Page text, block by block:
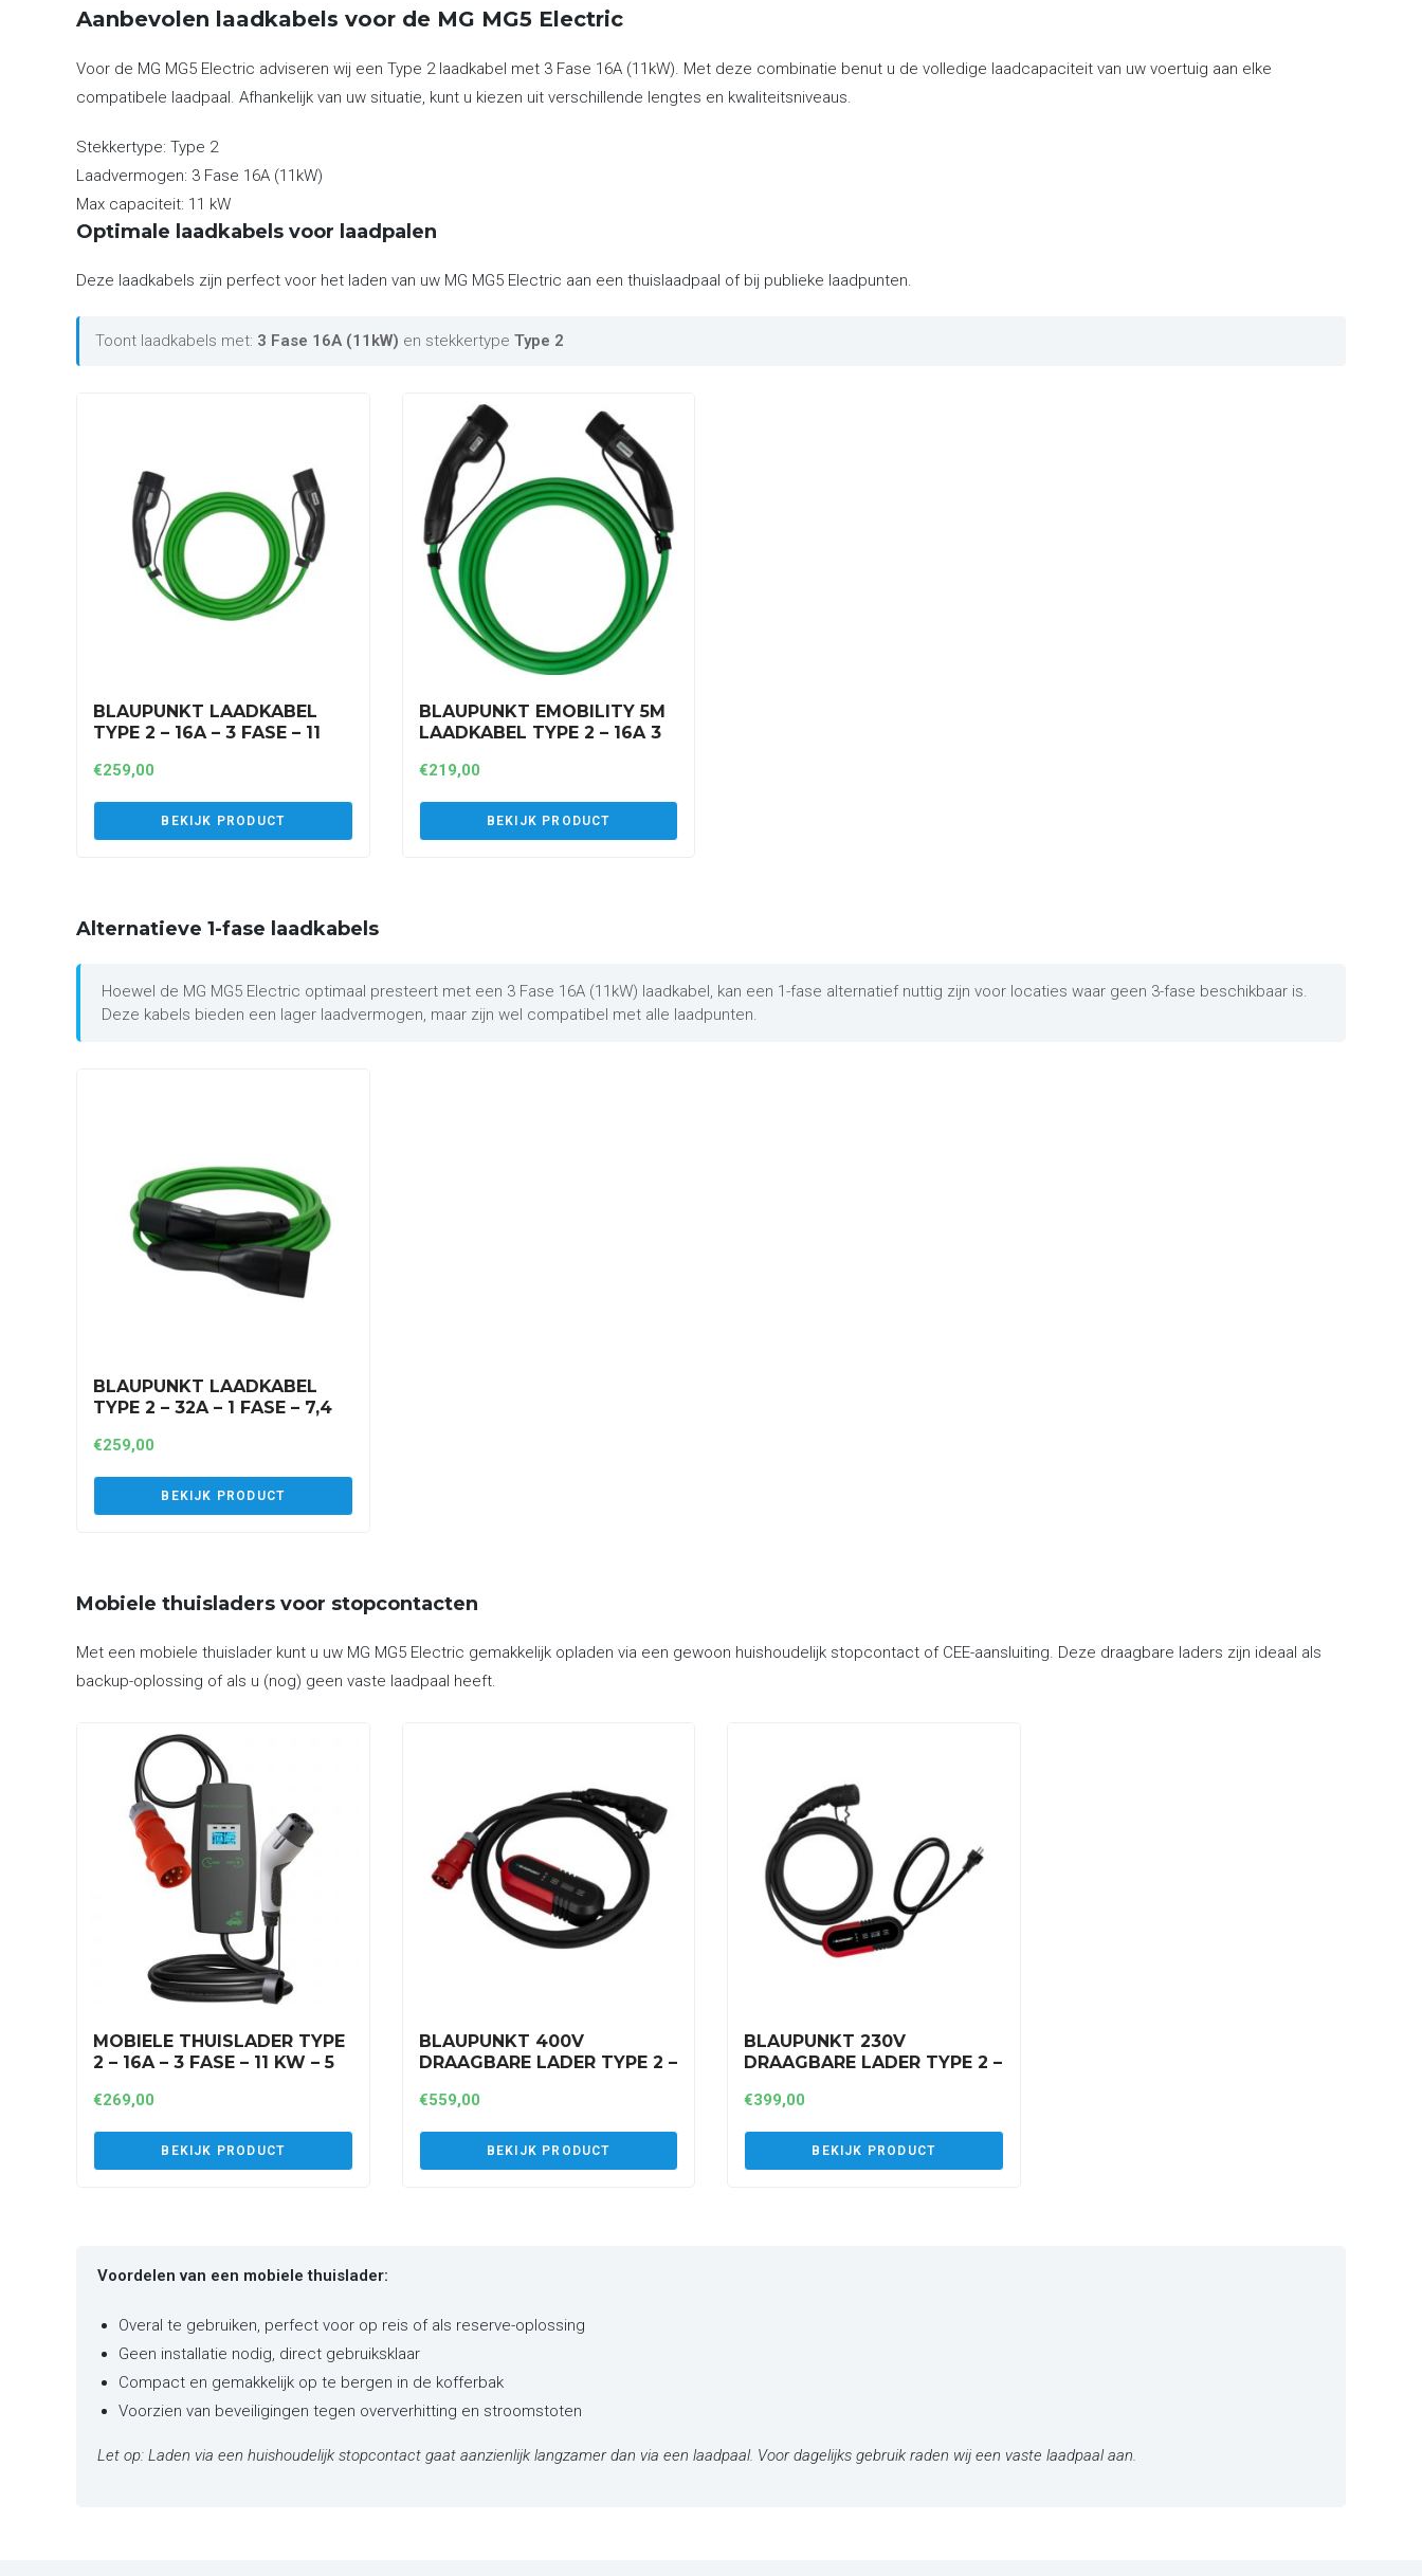
Aanbevolen laadkabels voor de MG MG5 Electric
Voor de MG MG5 Electric adviseren wij een Type 2 laadkabel met 3 Fase 16A (11kW). Met deze combinatie benut u de volledige laadcapaciteit van uw voertuig aan elke
compatibele laadpaal. Afhankelijk van uw situatie, kunt u kiezen uit verschillende lengtes en kwaliteitsniveaus.
Stekkertype: Type 2
Laadvermogen: 3 Fase 16A (11kW)
Max capaciteit: 11 kW
Optimale laadkabels voor laadpalen
Deze laadkabels zijn perfect voor het laden van uw MG MG5 Electric aan een thuislaadpaal of bij publieke laadpunten.
Toont laadkabels met: 3 Fase 16A (11kW) en stekkertype Type 2
BLAUPUNKT LAADKABEL
TYPE 2 – 16A – 3 FASE – 11
€259,00
BEKIJK PRODUCT
BLAUPUNKT EMOBILITY 5M
LAADKABEL TYPE 2 – 16A 3
€219,00
BEKIJK PRODUCT
Alternatieve 1-fase laadkabels
Hoewel de MG MG5 Electric optimaal presteert met een 3 Fase 16A (11kW) laadkabel, kan een 1-fase alternatief nuttig zijn voor locaties waar geen 3-fase beschikbaar is.
Deze kabels bieden een lager laadvermogen, maar zijn wel compatibel met alle laadpunten.
BLAUPUNKT LAADKABEL
TYPE 2 – 32A – 1 FASE – 7,4
€259,00
BEKIJK PRODUCT
Mobiele thuisladers voor stopcontacten
Met een mobiele thuislader kunt u uw MG MG5 Electric gemakkelijk opladen via een gewoon huishoudelijk stopcontact of CEE-aansluiting. Deze draagbare laders zijn ideaal als
backup-oplossing of als u (nog) geen vaste laadpaal heeft.
MOBIELE THUISLADER TYPE
2 – 16A – 3 FASE – 11 KW – 5
€269,00
BEKIJK PRODUCT
BLAUPUNKT 400V
DRAAGBARE LADER TYPE 2 –
(P3PM2T2)
€559,00
BEKIJK PRODUCT
BLAUPUNKT 230V
DRAAGBARE LADER TYPE 2 –
(P1PM2T2)
€399,00
BEKIJK PRODUCT
Voordelen van een mobiele thuislader:
Overal te gebruiken, perfect voor op reis of als reserve-oplossing
Geen installatie nodig, direct gebruiksklaar
Compact en gemakkelijk op te bergen in de kofferbak
Voorzien van beveiligingen tegen oververhitting en stroomstoten
Let op: Laden via een huishoudelijk stopcontact gaat aanzienlijk langzamer dan via een laadpaal. Voor dagelijks gebruik raden wij een vaste laadpaal aan.